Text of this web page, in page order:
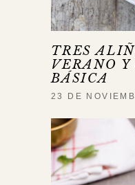
TRES
VERANO
BÁSICA
23 DE